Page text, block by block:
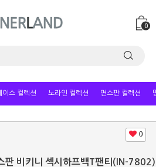
0
이스 컬렉션 노라인 컬렉션 면스판 컬렉션
0
판 비키니 섹시하프백T팬티(IN-7802)